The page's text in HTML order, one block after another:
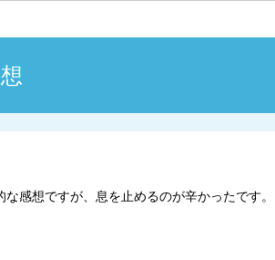
感想ですが、息を止めるのが辛かったです。